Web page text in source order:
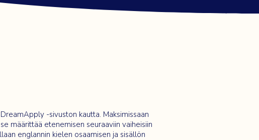
DreamApply-sivuston kautta. Maksimissaan
määrittää etenemisen seuraaviin vaiheisiin
englannin kielen osaamisen ja sisällön